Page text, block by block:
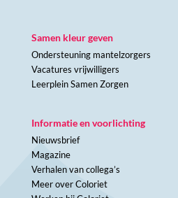
Samen kleur geven
Ondersteuning mantelzorgers
Vacatures vrijwilligers
Leerplein Samen Zorgen
Informatie en voorlichting
Nieuwsbrief
Magazine
Verhalen van collega’s
Meer over Coloriet